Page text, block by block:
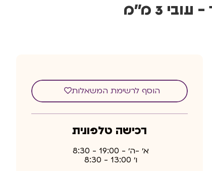
הוסף לרשימת המשאלות
רכישה טלפונית
א׳ -ה׳ - 19:00 - 8:30
ו׳ 13:00 - 8:30